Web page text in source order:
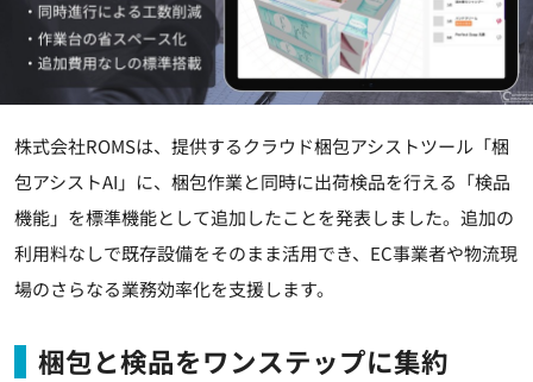
株式会社ROMSは、提供するクラウド梱包アシストツール「梱
包アシストAI」に、梱包作業と同時に出荷検品を行える「検品
機能」を標準機能として追加したことを発表しました。追加の
利用料なしで既存設備をそのまま活用でき、EC事業者や物流現
場のさらなる業務効率化を支援します。
梱包と検品をワンステップに集約